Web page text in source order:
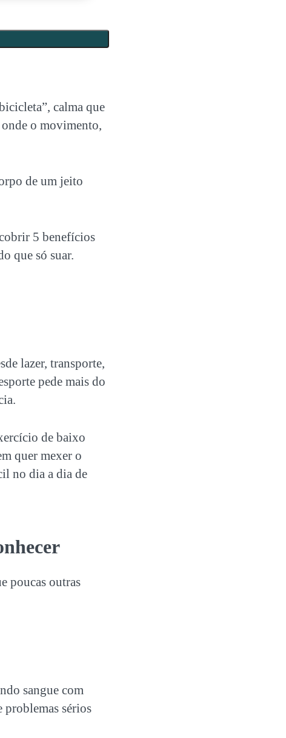
calma que
o movimento,
de um jeito
5 benefícios
que só suar.
lazer, transporte,
pede mais do
de baixo
quer mexer o
no dia a dia de
poucas outras
sangue com
problemas sérios